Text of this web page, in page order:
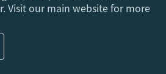
Visit our main website for more